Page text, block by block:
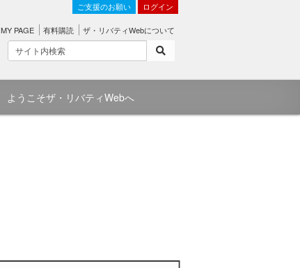
ご支援のお願い ログイン
MY PAGE 有料購読 ザ・リバティWebについて
ようこそザ・リバティWebへ